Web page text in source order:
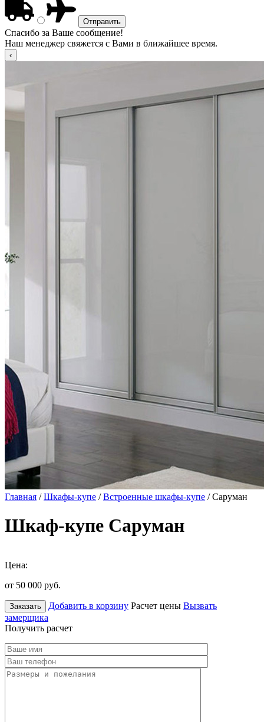
Спасибо за Ваше сообщение!
Наш менеджер свяжется с Вами в ближайшее время.
Главная /Шкафы-купе /Встроенные шкафы-купе / Саруман
Шкаф-купе Саруман
Цена:
от 50 000 руб.
Заказать Добавить в корзину Расчет цены Вызвать
замерщика
Получить расчет